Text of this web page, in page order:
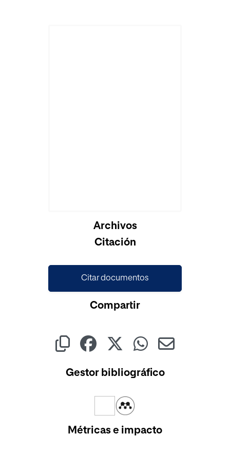
Archivos
Citación
Citar documentos
Compartir
Gestor bibliográfico
Métricas e impacto